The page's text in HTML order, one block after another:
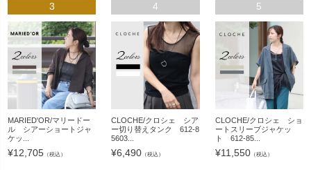
3
MARIED'OR/マリードー
ル シアーショートジャ
ケッ...
¥12,705 （税込）
4
CLOCHE/クロシェ シア
ー切り替えタンク 612-8
5603...
¥6,490 （税込）
5
CLOCHE/クロシェ ショ
ートスリーブジャケッ
ト 612-85...
¥11,550（税込）